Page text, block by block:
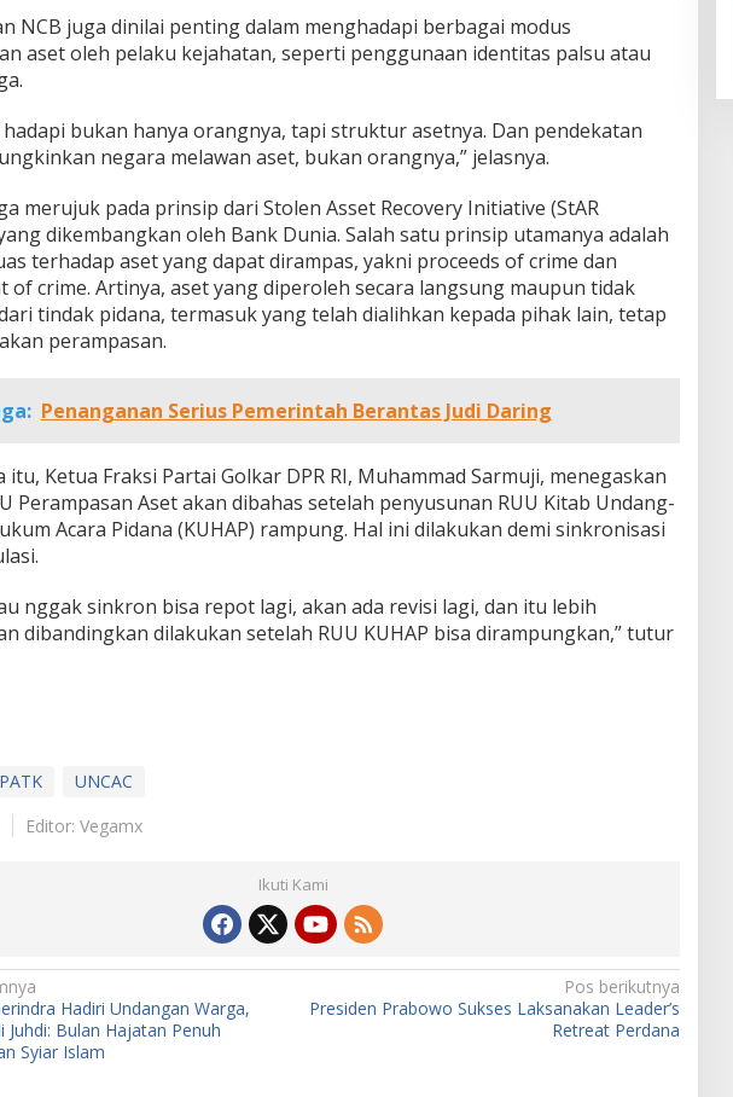
NCB juga dinilai penting dalam menghadapi berbagai modus
aset oleh pelaku kejahatan, seperti penggunaan identitas palsu atau
hadapi bukan hanya orangnya, tapi struktur asetnya. Dan pendekatan
negara melawan aset, bukan orangnya,” jelasnya.
merujuk pada prinsip dari Stolen Asset Recovery Initiative (StAR
dikembangkan oleh Bank Dunia. Salah satu prinsip utamanya adalah
terhadap aset yang dapat dirampas, yakni proceeds of crime dan
of crime. Artinya, aset yang diperoleh secara langsung maupun tidak
tindak pidana, termasuk yang telah dialihkan kepada pihak lain, tetap
perampasan.
Penanganan Serius Pemerintah Berantas Judi Daring
itu, Ketua Fraksi Partai Golkar DPR RI, Muhammad Sarmuji, menegaskan
Perampasan Aset akan dibahas setelah penyusunan RUU Kitab Undang-
Acara Pidana (KUHAP) rampung. Hal ini dilakukan demi sinkronisasi
nggak sinkron bisa repot lagi, akan ada revisi lagi, dan itu lebih
dibandingkan dilakukan setelah RUU KUHAP bisa dirampungkan,” tutur
UNCAC
Editor: Vegamx
Ikuti Kami
Hadiri Undangan Warga,
Juhdi: Bulan Hajatan Penuh
Syiar Islam
Pos berikutnya
Presiden Prabowo Sukses Laksanakan Leader’s
Retreat Perdana
Legislator Yangto Prediksi
Spanyol Tumbangkan Argentina